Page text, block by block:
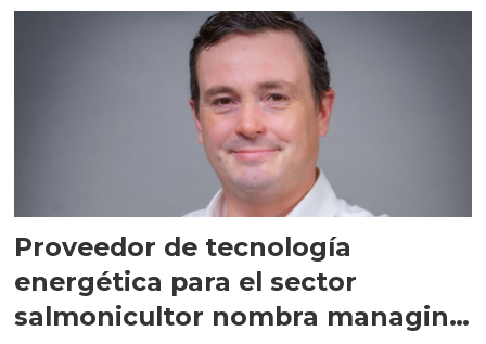
Proveedor de tecnología
energética para el sector
salmonicultor nombra managing